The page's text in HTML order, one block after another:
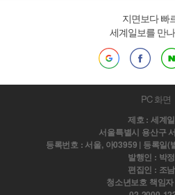
지면보다 빠
세계일보를 만
PC 화면
제호 : 세계
서울특별시 용산구
등록번호 : 서울, 아03959 | 등록일(
발행인 : 박
편집인 : 조
청소년보호 책임